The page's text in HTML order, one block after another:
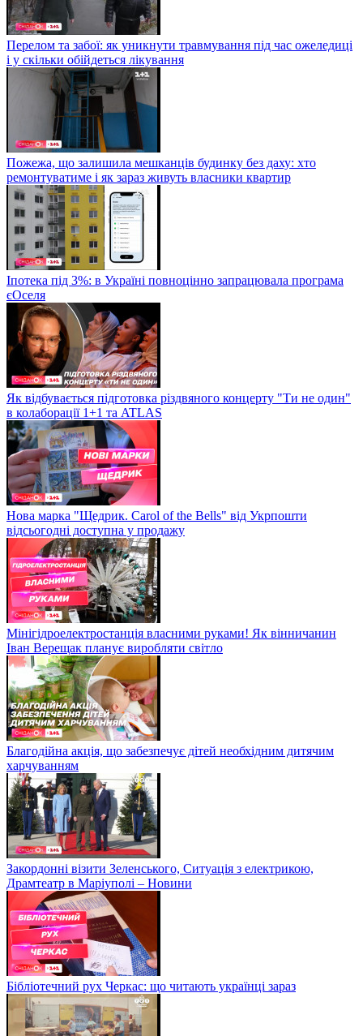
Перелом та забої: як уникнути травмування під час ожеледиці
і у скільки обійдеться лікування
Пожежа, що залишила мешканців будинку без даху: хто
ремонтуватиме і як зараз живуть власники квартир
Іпотека під 3%: в Україні повноцінно запрацювала програма
єОселя
Як відбувається підготовка різдвяного концерту "Ти не один"
в колаборації 1+1 та ATLAS
Нова марка "Щедрик. Carol of the Bells" від Укрпошти
відсьогодні доступна у продажу
Мінігідроелектростанція власними руками! Як вінничанин
Іван Верещак планує виробляти світло
Благодійна акція, що забезпечує дітей необхідним дитячим
харчуванням
Закордонні візити Зеленського, Ситуація з електрикою,
Драмтеатр в Маріуполі – Новини
Бібліотечний рух Черкас: що читають українці зараз